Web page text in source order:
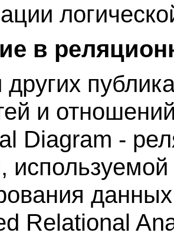
в
других
и
Diagram -
используемой
Relational